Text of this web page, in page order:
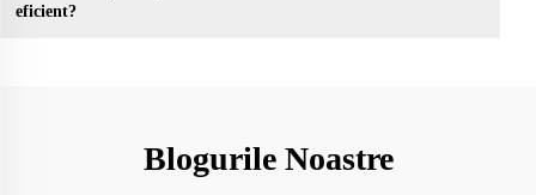
eficient?
Blogurile Noastre